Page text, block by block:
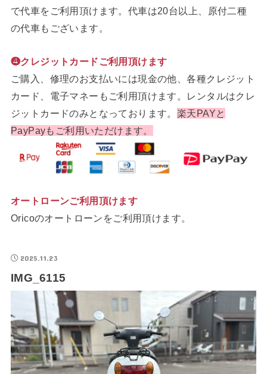
で代車をご利用頂けます。代車は20台以上、原付二種
の代車もございます。
❹クレジットカードご利用頂けます
ご購入、修理のお支払いには現金の他、各種クレジット
カード、電子マネーもご利用頂けます。レンタルはクレ
ジットカードのみとなっております。 楽天PAYと
PayPayもご利用いただけます。
オートローンご利用頂けます
Oricoのオートローンをご利用頂けます。
2025.11.23
IMG_6115